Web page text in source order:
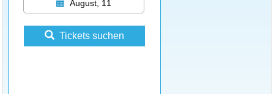
August, 11
Tickets suchen